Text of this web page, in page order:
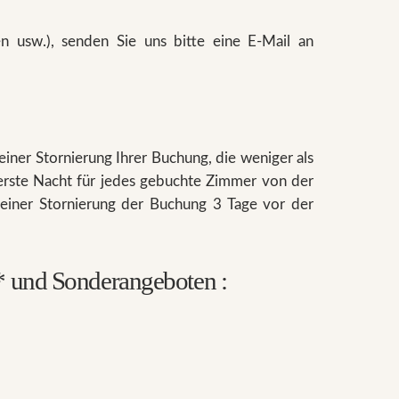
usw.), senden Sie uns bitte eine E-Mail an
Stornierung Ihrer Buchung, die weniger als
Nacht für jedes gebuchte Zimmer von der
Stornierung der Buchung 3 Tage vor der
Sonderangeboten :